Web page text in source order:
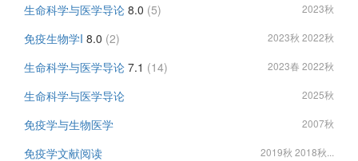
生命科学与医学导论 8.0 (5) 2023秋
免疫生物学I 8.0 (2) 2023秋 2022秋
生命科学与医学导论 7.1 (14) 2023春 2022秋
生命科学与医学导论 2025秋
免疫学与生物医学 2007秋
免疫学文献阅读 2019秋 2018秋...